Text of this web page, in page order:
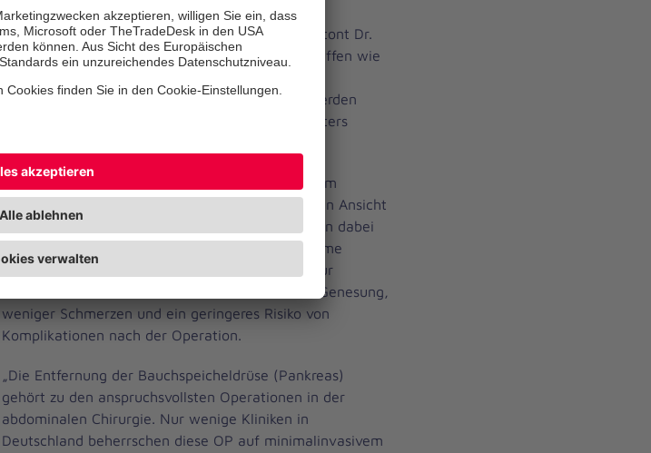
Feinheit und Präzision, die mit herkömmlichen
chirurgischen Techniken kaum erreichbar ist", betont Dr.
Nicola Cerasani. "Gerade bei komplizierten Eingriffen wie
umliegende Blutgefäße und Organe geschont werden
müssen, bietet der Einsatz eines Operationsroboters
Die roboter-assistierte Technologie erlaubt es dem
Chirurgen, Instrumente in einer dreidimensionalen Ansicht
zu führen, die Bewegungen des Chirurgen werden dabei
auf winzige, präzise Bewegungen der Roboterarme
übertragen. Für Patienten bedeutet dies nicht nur
kleinere Schnitte, sondern auch eine schnellere Genesung,
weniger Schmerzen und ein geringeres Risiko von
Komplikationen nach der Operation.
„Die Entfernung der Bauchspeicheldrüse (Pankreas)
gehört zu den anspruchsvollsten Operationen in der
abdominalen Chirurgie. Nur wenige Kliniken in
Deutschland beherrschen diese OP auf minimalinvasivem